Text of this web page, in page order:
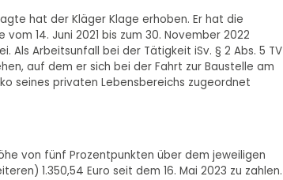
hat der Kläger Klage erhoben. Er hat die
14. Juni 2021 bis zum 30. November 2022
Arbeitsunfall bei der Tätigkeit iSv. § 2 Abs. 5 TV
auf dem er sich bei der Fahrt zur Baustelle am
seines privaten Lebensbereichs zugeordnet
von fünf Prozentpunkten über dem jeweiligen
1.350,54 Euro seit dem 16. Mai 2023 zu zahlen.